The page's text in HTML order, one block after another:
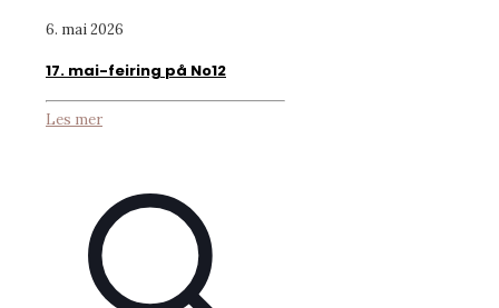
6. mai 2026
17. mai-feiring på No12
Les mer